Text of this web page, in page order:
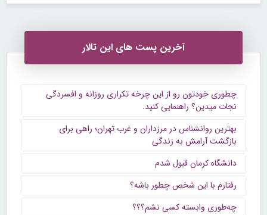
آخرین پست های این تالار
چطوری خودتون رو از این چرخه تکراری روزانه و افسردگی
نجات میدین؟ راهنمایی کنید.
بهترین روانشناس در مرزداران و غرب تهران؛ راهی برای
بازگشت آرامش به زندگی
دانشگاه کرمان قبول شدم
رفتارم با این شخص چطور باشه؟
چه‌طوری وابسته کسی نشم؟؟؟